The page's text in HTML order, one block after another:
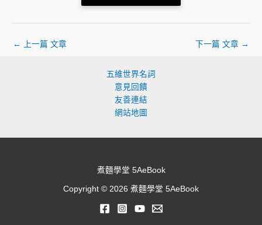
← 上一篇 文章 下一篇 文章 →
五維世界名詞
意見回饋
友善連結
網站地圖
煮麵學堂 5AeBook
Copyright © 2026 煮麵學堂 5AeBook